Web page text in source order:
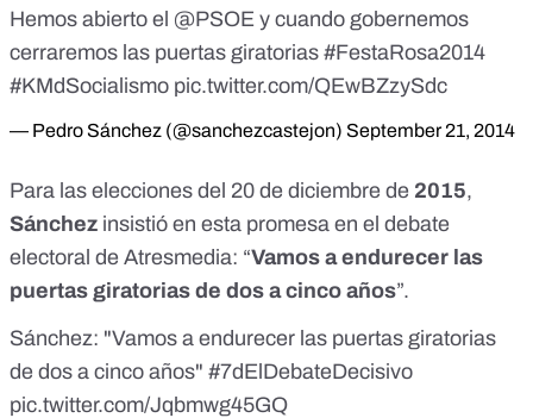
Hemos abierto el @PSOE y cuando gobernemos
cerraremos las puertas giratorias #FestaRosa2014
#KMdSocialismo pic.twitter.com/QEwBZzySdc
— Pedro Sánchez (@sanchezcastejon) September 21, 2014
Para las elecciones del 20 de diciembre de 2015,
Sánchez insistió en esta promesa en el debate
electoral de Atresmedia: “Vamos a endurecer las
puertas giratorias de dos a cinco años”.
Sánchez: "Vamos a endurecer las puertas giratorias
de dos a cinco años" #7dElDebateDecisivo
pic.twitter.com/Jqbmwg45GQ